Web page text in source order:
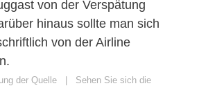
von der Verspätung
hinaus sollte man sich
von der Airline
der Quelle | Sehen Sie sich die